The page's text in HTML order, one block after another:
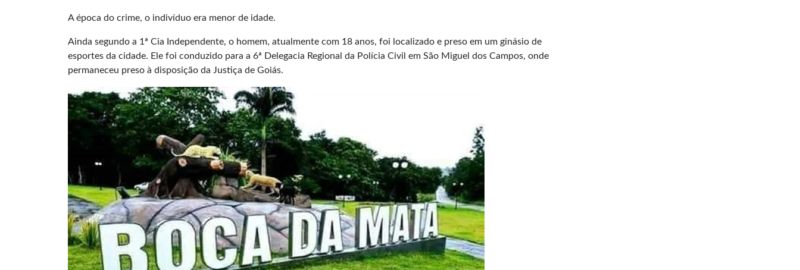
A época do crime, o indivíduo era menor de idade.
Ainda segundo a 1ª Cia Independente, o homem, atualmente com 18 anos, foi localizado e preso em um ginásio de
esportes da cidade. Ele foi conduzido para a 6ª Delegacia Regional da Polícia Civil em São Miguel dos Campos, onde
permaneceu preso à disposição da Justiça de Goiás.